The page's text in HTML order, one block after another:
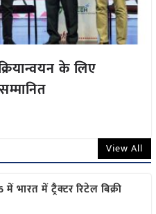
के लिए
View All
भारत में ट्रैक्टर रिटेल बिक्री